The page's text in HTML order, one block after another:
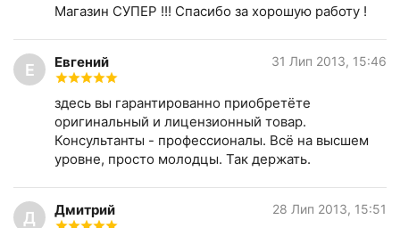
Магазин СУПЕР !!! Спасибо за хорошую работу !
Е Евгений 31 Лип 2013, 15:46
здесь вы гарантированно приобретёте
оригинальный и лицензионный товар.
Консультанты - профессионалы. Всё на высшем
уровне, просто молодцы. Так держать.
Д Дмитрий 28 Лип 2013, 15:51